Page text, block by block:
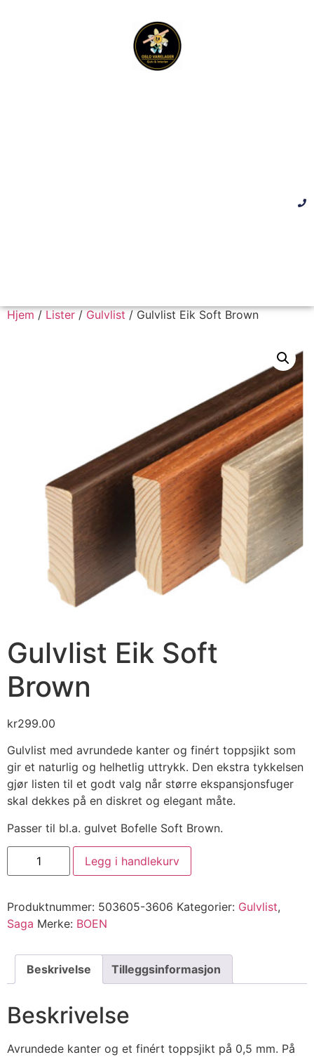
Hjem/Lister/Gulvlist/ Gulvlist Eik Soft Brown
Gulvlist Eik Soft
Brown
kr299.00
Gulvlist med avrundede kanter og finért toppsjikt som
gir et naturlig og helhetlig uttrykk. Den ekstra tykkelsen
gjør listen til et godt valg når større ekspansjonsfuger
skal dekkes på en diskret og elegant måte.
Passer til bl.a. gulvet Bofelle Soft Brown.
Legg i handlekurv
Produktnummer: 503605-3606 Kategorier: Gulvlist,
Saga Merke: BOEN
Beskrivelse Tilleggsinformasjon
Beskrivelse
Avrundede kanter og et finért toppsjikt på 0,5 mm. På